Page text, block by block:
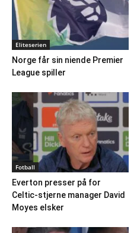
Eliteserien
Norge får sin niende Premier
League spiller
Fotball
Everton presser på for
Celtic-stjerne manager David
Moyes elsker